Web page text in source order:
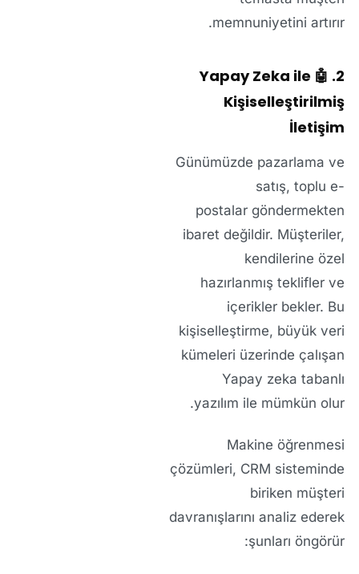
memnuniyetini artırır.
2. 🤖 Yapay Zeka ile
Kişiselleştirilmiş
İletişim
Günümüzde pazarlama ve
satış,toplu e-
postalar göndermekten
ibaret değildir. Müşteriler,
kendilerine özel
hazırlanmış teklifler ve
içerikler bekler. Bu
kişiselleştirme, büyük veri
kümeleri üzerinde çalışan
Yapay zeka tabanlı
yazılım ile mümkün olur.
Makine öğrenmesi
çözümleri, CRM sisteminde
biriken müşteri
davranışlarını analiz ederek
şunları öngörür: